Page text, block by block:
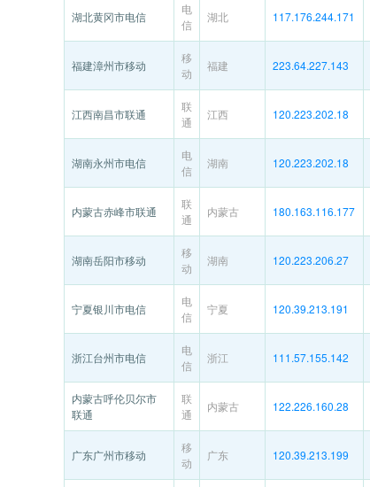
湖北黄冈市电信
电
信
湖北 117.176.244.171
福建漳州市移动
移
动
福建 223.64.227.143
江西南昌市联通
联
通
江西 120.223.202.18
湖南永州市电信
电
信
湖南 120.223.202.18
内蒙古赤峰市联通
联
通
内蒙古 180.163.116.177
湖南岳阳市移动
移
动
湖南 120.223.206.27
宁夏银川市电信
电
信
宁夏 120.39.213.191
浙江台州市电信
电
信
浙江 111.57.155.142
内蒙古呼伦贝尔市
联通
联
通
内蒙古 122.226.160.28
广东广州市移动
移
动
广东 120.39.213.199